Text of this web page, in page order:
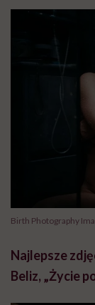
Birth Photography
Najlepsze
Beliz, „Życie